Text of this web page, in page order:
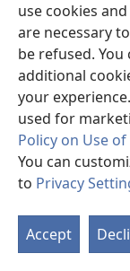
use cookies
are necessary
be refused.
additional
your
used for
Policy on Use
You can
to Privacy
Accept
valencià
Ho sentim,
no està
Hiện trang